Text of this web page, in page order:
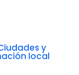
y
local